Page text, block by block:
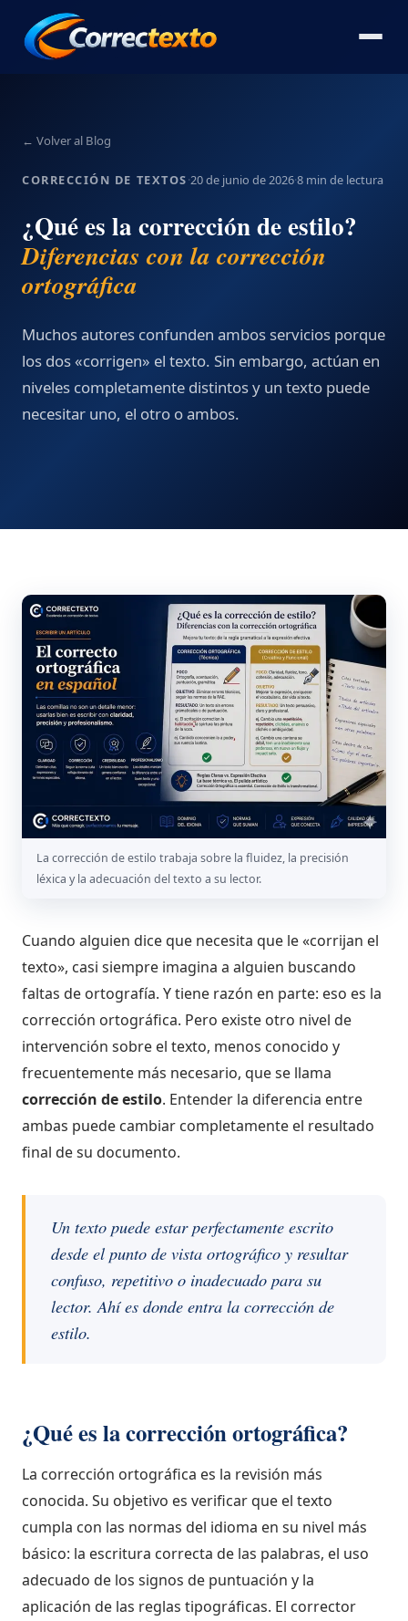
← Volver al Blog
CORRECCIÓN DE TEXTOS·20 de junio de 2026·8 min de lectura
¿Qué es la corrección de estilo?
Diferencias con la corrección
ortográfica
Muchos autores confunden ambos servicios porque
los dos «corrigen» el texto. Sin embargo, actúan en
niveles completamente distintos y un texto puede
necesitar uno, el otro o ambos.
La corrección de estilo trabaja sobre la fluidez, la precisión
léxica y la adecuación del texto a su lector.
Cuando alguien dice que necesita que le «corrijan el
texto», casi siempre imagina a alguien buscando
faltas de ortografía. Y tiene razón en parte: eso es la
corrección ortográfica. Pero existe otro nivel de
intervención sobre el texto, menos conocido y
frecuentemente más necesario, que se llama
corrección de estilo. Entender la diferencia entre
ambas puede cambiar completamente el resultado
final de su documento.
Un texto puede estar perfectamente escrito
desde el punto de vista ortográfico y resultar
confuso, repetitivo o inadecuado para su
lector. Ahí es donde entra la corrección de
estilo.
¿Qué es la corrección ortográfica?
La corrección ortográfica es la revisión más
conocida. Su objetivo es verificar que el texto
cumpla con las normas del idioma en su nivel más
básico: la escritura correcta de las palabras, el uso
adecuado de los signos de puntuación y la
aplicación de las reglas tipográficas. El corrector